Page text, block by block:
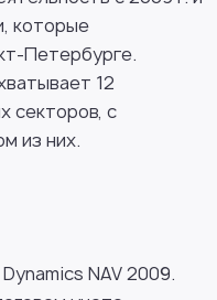
которые
Петербурге.
12
секторов, с
из них.
NAV 2009.